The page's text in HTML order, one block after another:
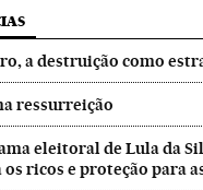
a destruição como
ressurreição
eleitoral de Lula da
ricos e proteção para